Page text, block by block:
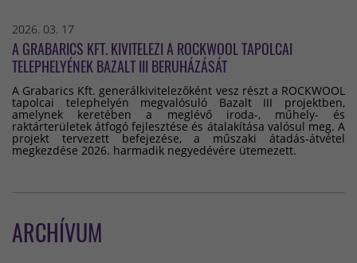
2026. 03. 17
A GRABARICS KFT. KIVITELEZI A ROCKWOOL TAPOLCAI
TELEPHELYÉNEK BAZALT III BERUHÁZÁSÁT
A Grabarics Kft. generálkivitelezőként vesz részt a ROCKWOOL
tapolcai telephelyén megvalósuló Bazalt III projektben,
amelynek keretében a meglévő iroda-, műhely- és
raktárterületek átfogó fejlesztése és átalakítása valósul meg. A
projekt tervezett befejezése, a műszaki átadás-átvétel
megkezdése 2026. harmadik negyedévére ütemezett.
ARCHÍVUM